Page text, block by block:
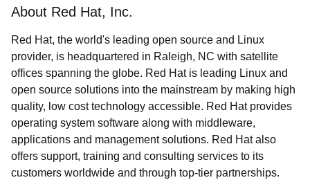
About Red Hat, Inc.
Red Hat, the world's leading open source and Linux
provider, is headquartered in Raleigh, NC with satellite
offices spanning the globe. Red Hat is leading Linux and
open source solutions into the mainstream by making high
quality, low cost technology accessible. Red Hat provides
operating system software along with middleware,
applications and management solutions. Red Hat also
offers support, training and consulting services to its
customers worldwide and through top-tier partnerships.